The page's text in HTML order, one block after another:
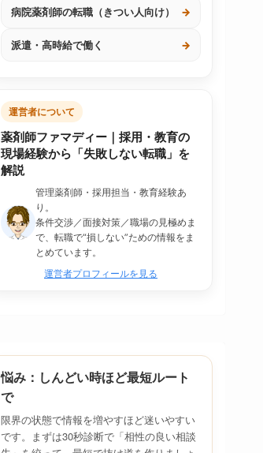
病院薬剤師の転職（きつい人向け） →
派遣・高時給で働く →
運営者について
薬剤師ファマディー｜採用・教育の
現場経験から「失敗しない転職」を
解説
管理薬剤師・採用担当・教育経験あ
り。
条件交渉／面接対策／職場の見極めま
で、転職で“損しない”ための情報をま
とめています。
運営者プロフィールを見る
悩み：しんどい時ほど最短ルート
で
限界の状態で情報を増やすほど迷いやすい
です。まずは30秒診断で「相性の良い相談